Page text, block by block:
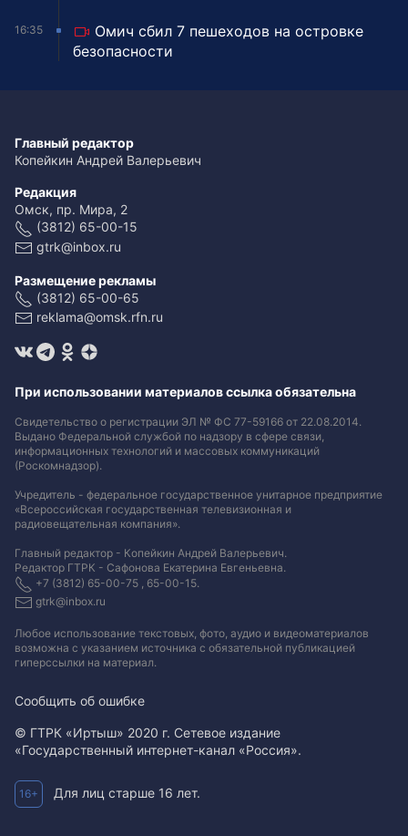
16:35
Омич сбил 7 пешеходов на островке
безопасности
Главный редактор
Копейкин Андрей Валерьевич
Редакция
Омск, пр. Мира, 2
(3812) 65-00-15
gtrk@inbox.ru
Размещение рекламы
(3812) 65-00-65
reklama@omsk.rfn.ru
При использовании материалов ссылка обязательна
Свидетельство о регистрации ЭЛ № ФС 77-59166 от 22.08.2014.
Выдано Федеральной службой по надзору в сфере связи,
информационных технологий и массовых коммуникаций
(Роскомнадзор).
Учредитель - федеральное государственное унитарное предприятие
«Всероссийская государственная телевизионная и
радиовещательная компания».
Главный редактор - Копейкин Андрей Валерьевич.
Редактор ГТРК - Сафонова Екатерина Евгеньевна.
+7 (3812) 65-00-75 , 65-00-15.
gtrk@inbox.ru
Любое использование текстовых, фото, аудио и видеоматериалов
возможна с указанием источника с обязательной публикацией
гиперссылки на материал.
Сообщить об ошибке
© ГТРК «Иртыш» 2020 г. Сетевое издание
«Государственный интернет-канал «Россия».
16+ Для лиц старше 16 лет.